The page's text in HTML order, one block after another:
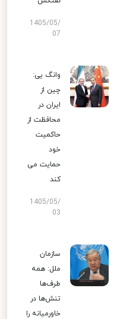
1405/05/
07
وانگ یی:
چین از
ایران در
محافظت از
حاکمیت
خود
حمایت می
کند
1405/05/
03
سازمان
ملل: همه
طرف‌ها
تنش‌ها در
خاورمیانه را